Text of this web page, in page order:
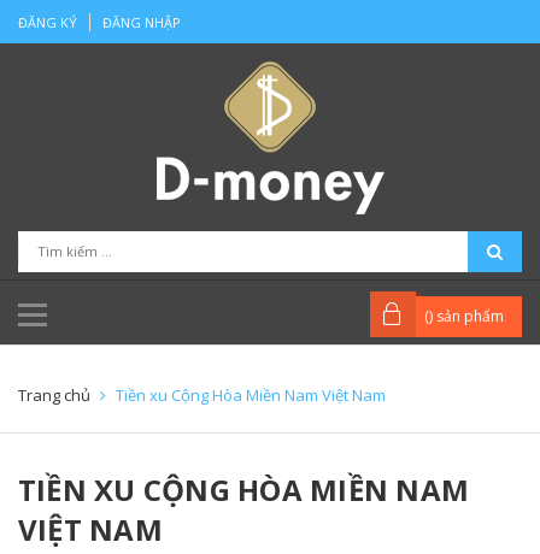
ĐĂNG KÝ ĐĂNG NHẬP
() sản phẩm
Trang chủ Tiền xu Cộng Hòa Miền Nam Việt Nam
TIỀN XU CỘNG HÒA MIỀN NAM
VIỆT NAM